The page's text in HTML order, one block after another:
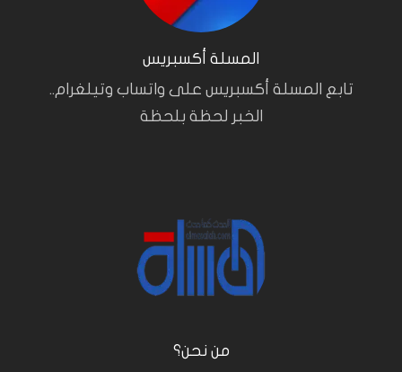
المسلة أكسبريس
تابع المسلة أكسبريس على واتساب وتيلغرام..
الخبر لحظة بلحظة
من نحن؟